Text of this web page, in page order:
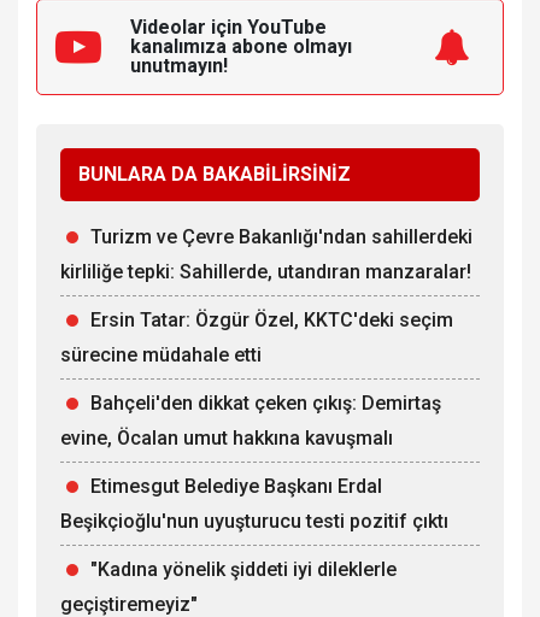
Videolar için YouTube
kanalımıza abone olmayı
unutmayın!
BUNLARA DA BAKABİLİRSİNİZ
Turizm ve Çevre Bakanlığı'ndan sahillerdeki
kirliliğe tepki: Sahillerde, utandıran manzaralar!
Ersin Tatar: Özgür Özel, KKTC'deki seçim
sürecine müdahale etti
Bahçeli'den dikkat çeken çıkış: Demirtaş
evine, Öcalan umut hakkına kavuşmalı
Etimesgut Belediye Başkanı Erdal
Beşikçioğlu'nun uyuşturucu testi pozitif çıktı
"Kadına yönelik şiddeti iyi dileklerle
geçiştiremeyiz"